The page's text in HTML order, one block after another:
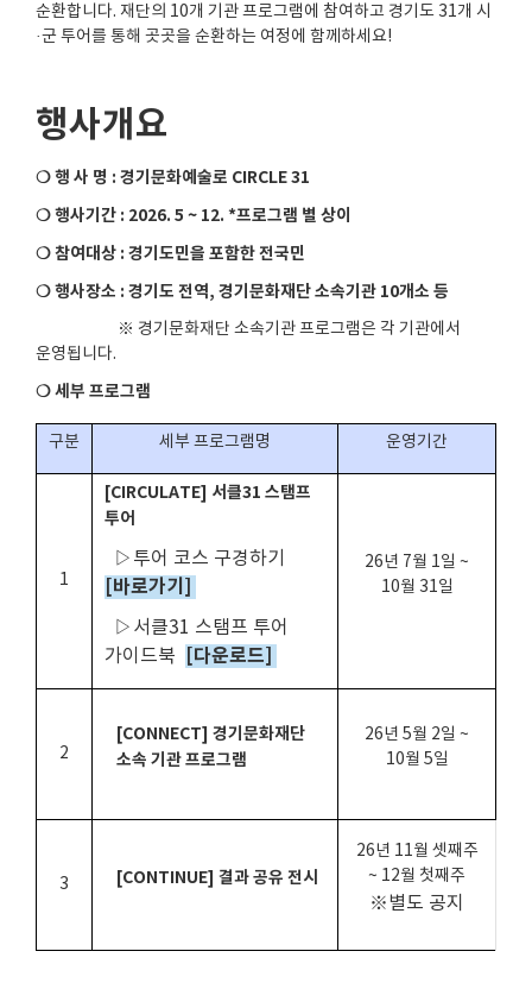
순환합니다. 재단의 10개 기관 프로그램에 참여하고 경기도31개 시
·군 투어를 통해 곳곳을 순환하는 여정에 함께하세요!
행사개요
❍ 행 사 명 : 경기문화예술로 CIRCLE 31
❍ 행사기간 : 2026. 5 ~ 12. *프로그램 별 상이
❍ 참여대상 : 경기도민을 포함한 전국민
❍ 행사장소 : 경기도 전역, 경기문화재단 소속기관 10개소 등
※ 경기문화재단 소속기관 프로그램은 각 기관에서
운영됩니다.
❍ 세부 프로그램
구분 세부 프로그램명 운영기간
1
[CIRCULATE] 서클31 스탬프
투어
▷투어 코스 구경하기
[바로가기]
▷서클31 스탬프 투어
가이드북
[다운로드]
26년 7월 1일 ~
10월 31일
2
[CONNECT] 경기문화재단
소속 기관 프로그램
26년 5월 2일 ~
10월 5일
3 [CONTINUE] 결과 공유 전시
26년 11월 셋째주
~ 12월 첫째주
※별도 공지